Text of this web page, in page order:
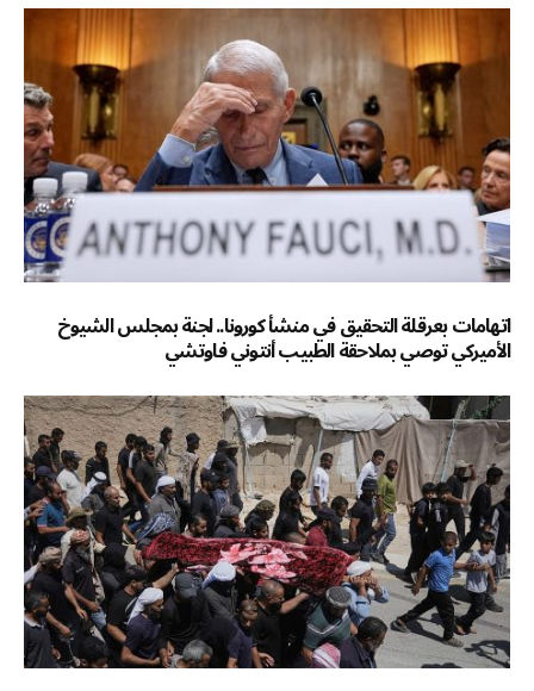
اتهامات بعرقلة التحقيق في منشأ كورونا.. لجنة بمجلس الشيوخ
الأميركي توصي بملاحقة الطبيب أنتوني فاوتشي